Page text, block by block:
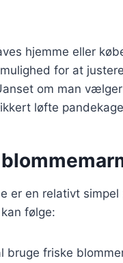
hjemme eller
for at
om man
løfte
er en relativt
følge:
bruge friske